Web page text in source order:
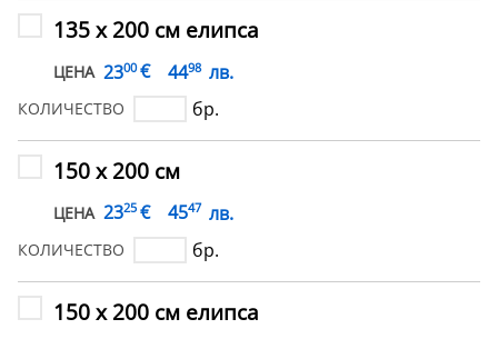
135 х 200 см елипса
ЦЕНА 2300 € 4498 лв.
КОЛИЧЕСТВО бр.
150 х 200 см
ЦЕНА 2325 € 4547 лв.
КОЛИЧЕСТВО бр.
150 х 200 см елипса